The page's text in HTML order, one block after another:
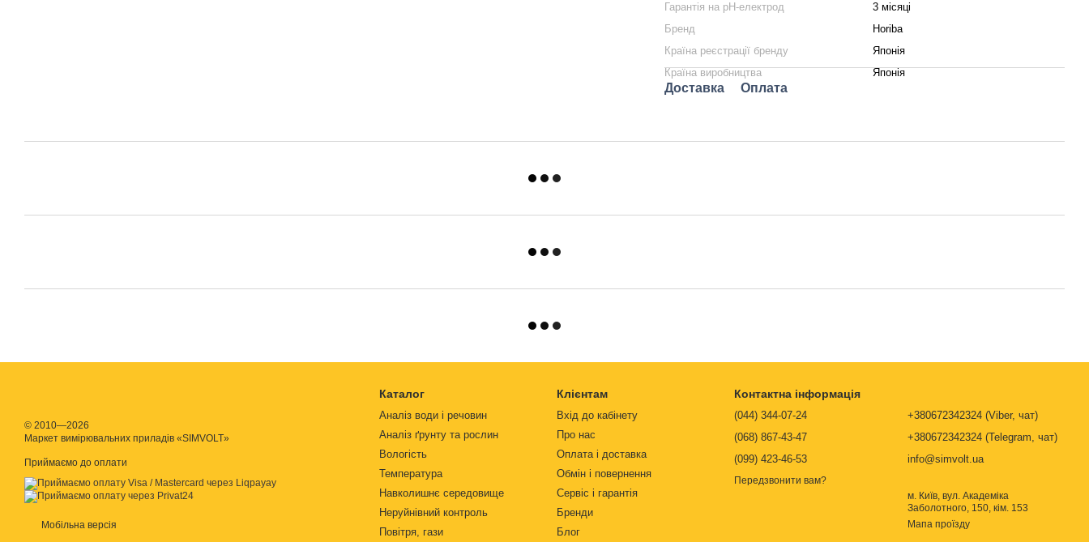
Гарантія на pH-електрод
3 місяці
Бренд
Horiba
Країна реєстрації бренду
Японія
Країна виробництва
Японія
Доставка Оплата
© 2010—2026
Маркет вимірювальних приладів «SIMVOLT»
Приймаємо до оплати
Мобільна версія
Каталог
Аналіз води і речовин
Аналіз ґрунту та рослин
Вологість
Температура
Навколишнє середовище
Неруйнівний контроль
Повітря, гази
Клієнтам
Вхід до кабінету
Про нас
Оплата і доставка
Обмін і повернення
Сервіс і гарантія
Бренди
Блог
Контактна інформація
(044) 344-07-24
(068) 867-43-47
(099) 423-46-53
Передзвонити вам?
+380672342324 (Viber, чат)
+380672342324 (Telegram, чат)
info@simvolt.ua
м. Київ, вул. Академіка
Заболотного, 150, кім. 153
Мапа проїзду